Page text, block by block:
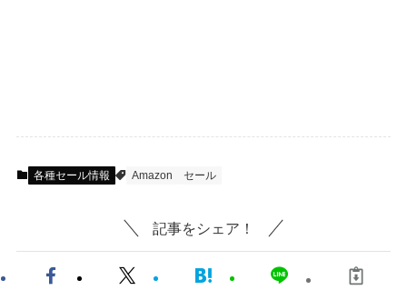
各種セール情報 Amazon セール
記事をシェア！